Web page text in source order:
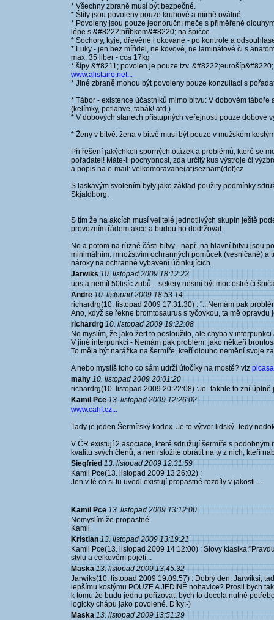
* Všechny zbraně musí být bezpečné.
* Štíty jsou povoleny pouze kruhové a mírně oválné
* Povoleny jsou pouze jednoruční meče s přiměřeně
lépe s &#8222;hříbkem&#8220; na špičce.
* Sochory, kyje, dřevěné i okované - po kontrole a
* Luky - jen bez mířidel, ne kovové, ne laminátové či s
max. 35 liber - cca 17kg
* šípy &#8211; povolen je pouze tzv.
www.alistaire.net...
* Jiné zbraně mohou být povoleny pouze konzultaci s
* Tábor - existence účastníků mimo bitvu: V dobovém
(kelímky, petlahve, tabák! atd.)
* V dobových stanech přístupných veřejnosti pouze dobové
* Ženy v bitvě: žena v bitvě musí být pouze v mužském
Při řešení jakýchkoli sporných otázek a problémů, které se
pořadatel! Máte-li pochybnost, zda určitý kus výstroje či
a popis na e-mail: velkomoravane(at)seznam(dot)cz
S laskavým svolením byly jako základ použity podmínky
Skjaldborg.
S tím že na akcích musí velitelé jednotlivých skupin ještě
provozním řádem akce a budou ho dodržovat.
No a potom na různé části bitvy - např. na hlavní bitvu jsou
minimálním. množstvím ochranných pomůcek (vesničané)
nároky na ochranné vybavení účinkujících.
Jarwiks 10. listopad 2009 18:12:22
ups a nemít 50tisíc zubů... sekery nesmí být moc ostré či
Andre 10. listopad 2009 18:53:14
richardrg(10. listopad 2009 17:31:30) : "...Nemám pak
Ano, když se řekne bromtosaurus s tyčovkou, ta mě opravdu
richardrg 10. listopad 2009 19:22:08
No myslím, že jako žert to posloužilo, ale chyba v
V jiné interpunkci - Nemám pak problém, jako někteří
To měla být narážka na šermíře, kteří dlouho nemění svoje
A nebo myslíš toho co sám udrží útočíky na mostě? viz
mahy 10. listopad 2009 20:01:20
richardrg(10. listopad 2009 20:22:08) :Jo- takhle to zní úplně
Kamil Pce 13. listopad 2009 12:26:02
www.cahf.cz...
Tady je jeden Šermířský kodex. Je to výtvor lidský -tedy
V ČR existují 2 asociace, které sdružují šermíře s
kvalitu svých členů, a není složité obrátit na ty z nich, kteří
Siegfried 13. listopad 2009 12:31:59
Kamil Pce(13. listopad 2009 13:26:02) :
Jen v té co si tu uvedl existují propastné rozdíly v jakosti....
Kamil Pce 13. listopad 2009 13:12:00
Nemyslím že propastné.
Kamil
Kristian 13. listopad 2009 13:19:21
Kamil Pce(13. listopad 2009 14:12:00) : Slovy
stylu a celkovém pojetí...
Maska 13. listopad 2009 13:45:32
Jarwiks(10. listopad 2009 19:09:57) : Dobrý den, Jarwiksi,
lepšímu kostýmu POUZE A JEDINĚ nohavice? Prosil bych
k tomu že budu jednu pořizovat, bych to docela nutně
logicky chápu jako povolené. Díky:-)
Maska 13. listopad 2009 13:51:29